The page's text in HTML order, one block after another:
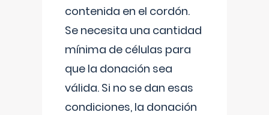
contenida en el cordón.
Se necesita una cantidad
mínima de células para
que la donación sea
válida. Si no se dan esas
condiciones, la donación